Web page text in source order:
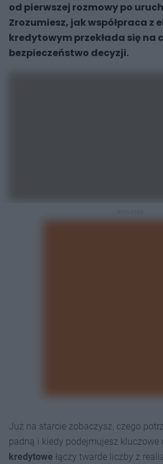
od pierwszej rozmowy po
Zrozumiesz, jakwspółpraca z
kredytowym przekłada się na
bezpieczeństwo decyzji.
Już na starcie zobaczysz, czego
padną i kiedy podejmujesz kluczowe
kredytowe łączy twarde liczby z